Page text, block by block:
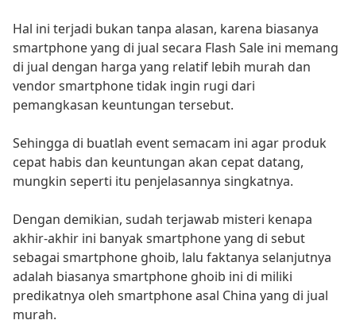
Hal ini terjadi bukan tanpa alasan, karena biasanya
smartphone yang di jual secara Flash Sale ini memang
di jual dengan harga yang relatif lebih murah dan
vendor smartphone tidak ingin rugi dari
pemangkasan keuntungan tersebut.
Sehingga di buatlah event semacam ini agar produk
cepat habis dan keuntungan akan cepat datang,
mungkin seperti itu penjelasannya singkatnya.
Dengan demikian, sudah terjawab misteri kenapa
akhir-akhir ini banyak smartphone yang di sebut
sebagai smartphone ghoib, lalu faktanya selanjutnya
adalah biasanya smartphone ghoib ini di miliki
predikatnya oleh smartphone asal China yang di jual
murah.